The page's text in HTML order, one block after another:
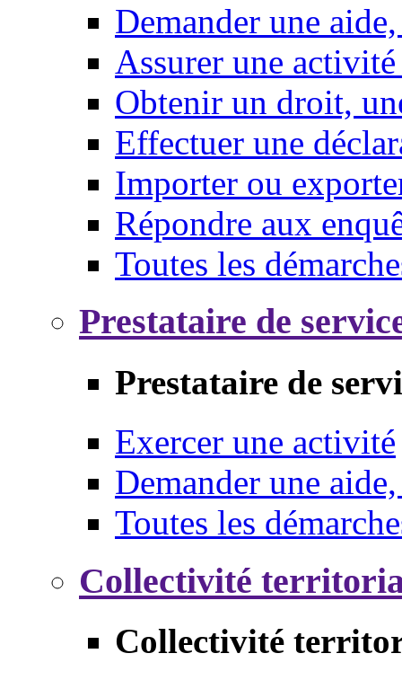
Demander une
Assurer une
Obtenir un droit,
Effectuer une
Importer ou
Répondre aux
Toutes les
Prestataire de
Prestataire de
Exercer une activité
Demander une
Toutes les
Collectivité
Collectivité